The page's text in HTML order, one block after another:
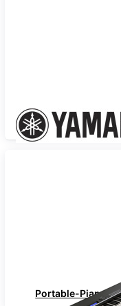
Yamaha
Portable-Pianos